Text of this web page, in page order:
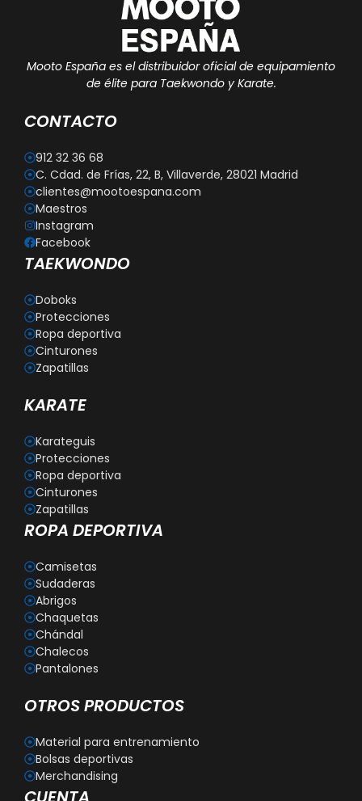
Mooto España es el distribuidor oficial de equipamiento
de élite para Taekwondo y Karate.
CONTACTO
912 32 36 68
C. Cdad. de Frías, 22, B, Villaverde, 28021 Madrid
clientes@mootoespana.com
Maestros
Instagram
Facebook
TAEKWONDO
Doboks
Protecciones
Ropa deportiva
Cinturones
Zapatillas
KARATE
Karateguis
Protecciones
Ropa deportiva
Cinturones
Zapatillas
ROPA DEPORTIVA
Camisetas
Sudaderas
Abrigos
Chaquetas
Chándal
Chalecos
Pantalones
OTROS PRODUCTOS
Material para entrenamiento
Bolsas deportivas
Merchandising